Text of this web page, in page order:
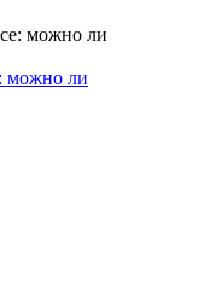
можно ли